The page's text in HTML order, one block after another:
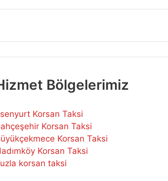
Bölgelerimiz
Korsan Taksi
Korsan Taksi
Korsan Taksi
Korsan Taksi
korsan taksi